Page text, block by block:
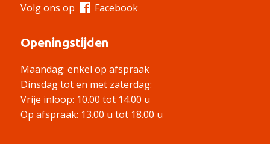
Volg ons op
Facebook
Openingstijden
Maandag: enkel op afspraak
Dinsdag tot en met zaterdag:
Vrije inloop: 10.00 tot 14.00 u
Op afspraak: 13.00 u tot 18.00 u